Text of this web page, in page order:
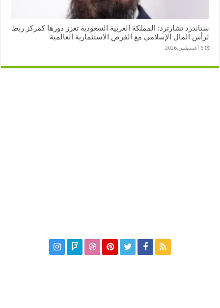
ستاندرد تشارترد: المملكة العربية السعودية تعزز دورها كمركز ربط
لرأس المال الإسلامي مع الفرص الاستثمارية العالمية
6 أغسطس,2026